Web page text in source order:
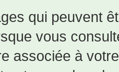
qui peuvent
vous
associée à